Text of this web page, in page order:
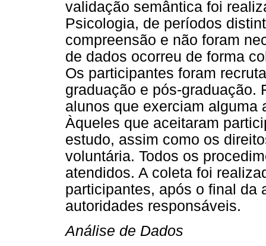
validação semântica foi
Psicologia, de períodos
compreensão e não foram
de dados ocorreu de forma
Os participantes foram
graduação e pós-graduação.
alunos que exerciam alguma
Àqueles que aceitaram
estudo, assim como os
voluntária. Todos os
atendidos. A coleta foi
participantes, após o final da
autoridades responsáveis.
Análise de Dados